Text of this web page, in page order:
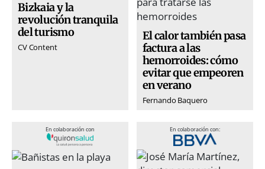
Bizkaia y la
revolución tranquila
del turismo
CV Content
El calor también pasa
factura a las
hemorroides: cómo
evitar que empeoren
en verano
Fernando Baquero
En colaboración con En colaboración con: